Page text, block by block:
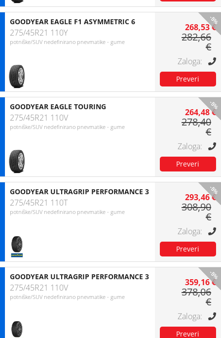
-5%
GOODYEAR EAGLE F1 ASYMMETRIC 6
275/45R21 110Y
potniške/SUV nedefinirano pnevmatike - gume
268,53 €
282,66
€
-5%
GOODYEAR EAGLE TOURING
275/45R21 110V
potniške/SUV nedefinirano pnevmatike - gume
264,48 €
278,40
€
-5%
GOODYEAR ULTRAGRIP PERFORMANCE 3
275/45R21 110T
potniške/SUV nedefinirano pnevmatike - gume
293,46 €
308,90
€
-5%
GOODYEAR ULTRAGRIP PERFORMANCE 3
275/45R21 110V
potniške/SUV nedefinirano pnevmatike - gume
359,16 €
378,06
€